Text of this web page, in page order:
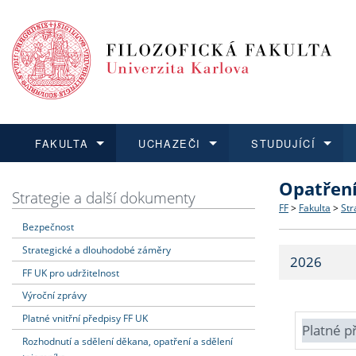
FAKULTA
Dozvědět se více
Struktura
Strategie
Fakultní
UCHAZEČI
Podat přihlášku
Co
Učitelské
STUDUJÍCÍ
Dozvědět se více
Dozvědět se více
O vědě a
Dozvědět se více
Aktuální
Strategie a další dokumenty
Bezpečnost
Strategické a dlouhodobé záměry
FF UK pro udržitelnost
Výroční zprávy
Platné vnitřní předpisy FF UK
Rozhodnutí a sdělení děkana, opatření a sdělení
FF > Fakulta >
2026
Platné